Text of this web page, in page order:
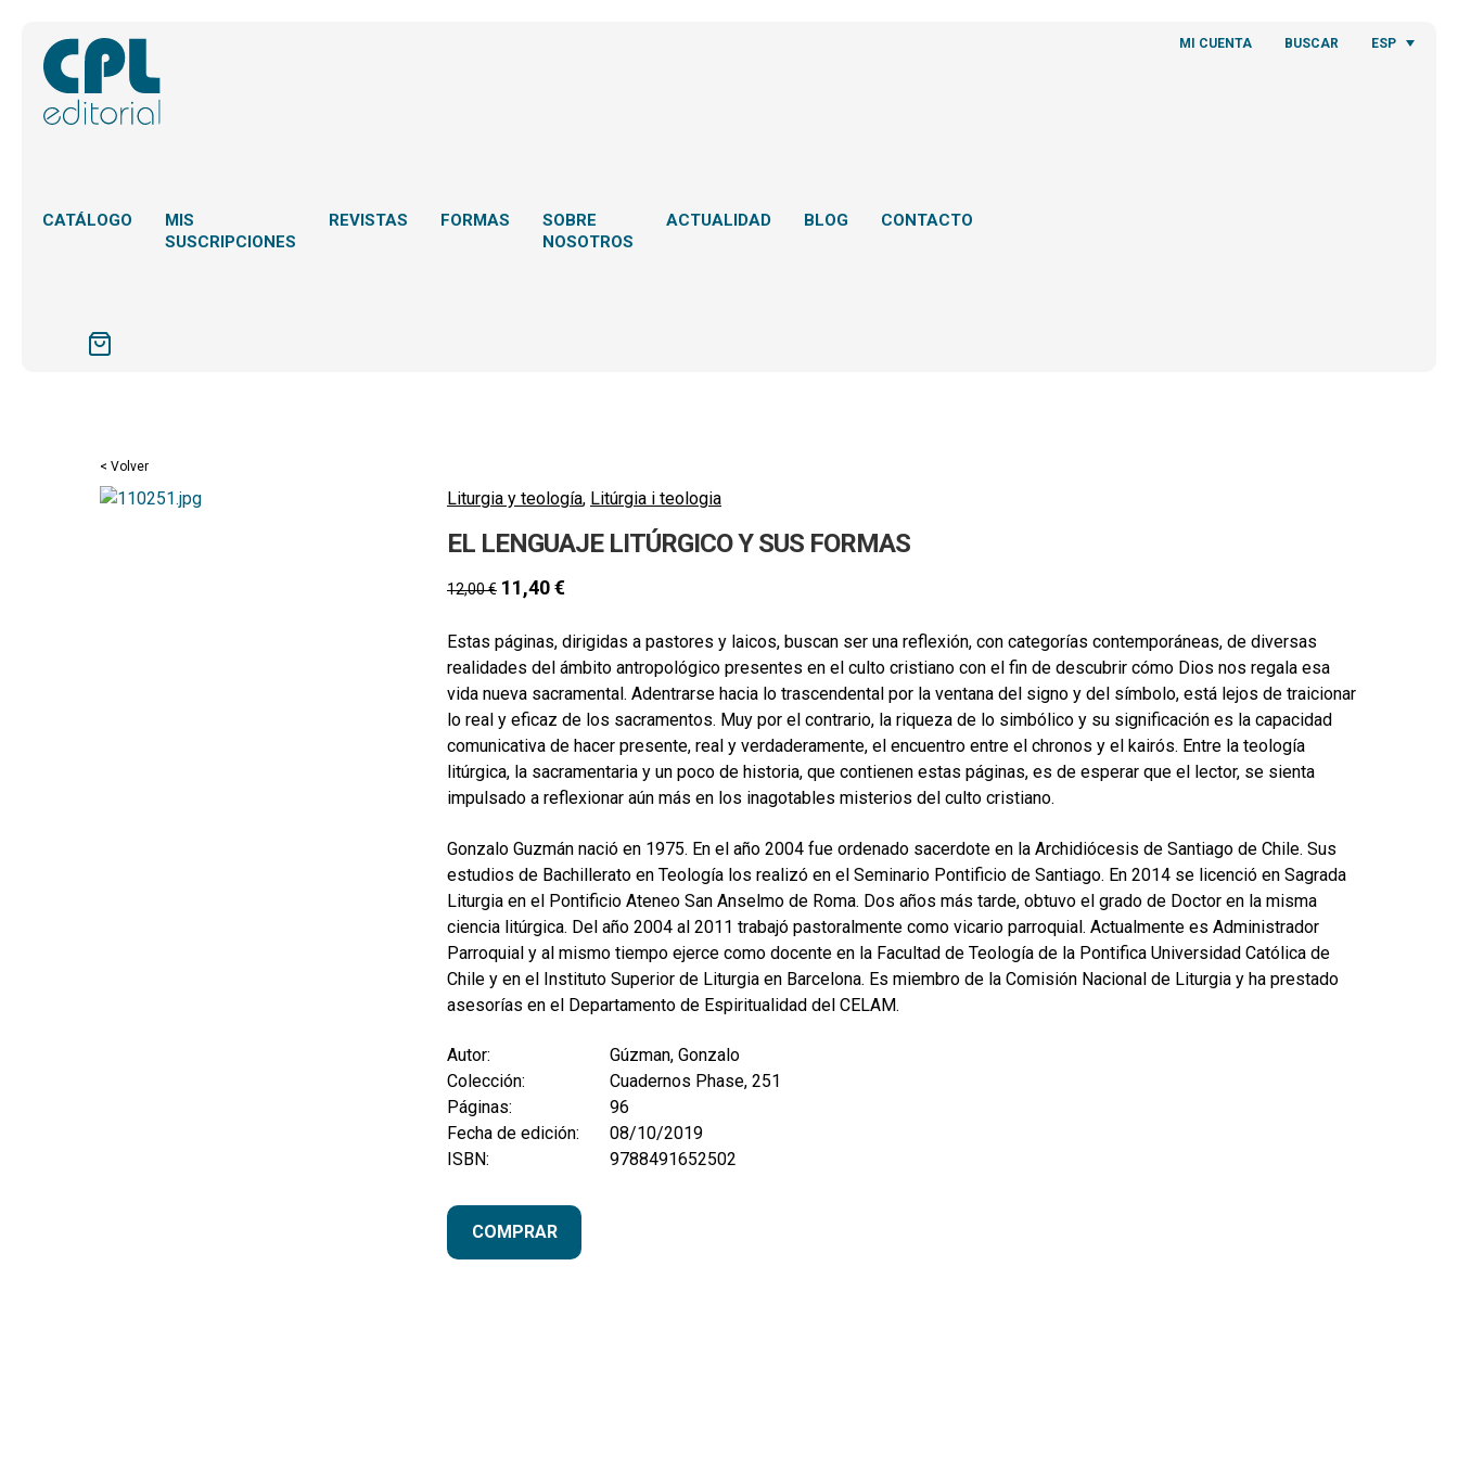
MI CUENTA BUSCAR ESP
CATÁLOGO
MIS
SUSCRIPCIONES
REVISTAS FORMAS
SOBRE
NOSOTROS
ACTUALIDAD BLOG CONTACTO
< Volver
Liturgia y teología, Litúrgia i teologia
EL LENGUAJE LITÚRGICO Y SUS FORMAS
12,00€ 11,40€
Estas páginas, dirigidas a pastores y laicos, buscan ser una reflexión, con categorías contemporáneas, de diversas
realidades del ámbito antropológico presentes en el culto cristiano con el fin de descubrir cómo Dios nos regala esa
vida nueva sacramental. Adentrarse hacia lo trascendental por la ventana del signo y del símbolo, está lejos de traicionar
lo real y eficaz de los sacramentos. Muy por el contrario, la riqueza de lo simbólico y su significación es la capacidad
comunicativa de hacer presente, real y verdaderamente, el encuentro entre el chronos y el kairós. Entre la teología
litúrgica, la sacramentaria y un poco de historia, que contienen estas páginas, es de esperar que el lector, se sienta
impulsado a reflexionar aún más en los inagotables misterios del culto cristiano.
Gonzalo Guzmán nació en 1975. En el año 2004 fue ordenado sacerdote en la Archidiócesis de Santiago de Chile. Sus
estudios de Bachillerato en Teología los realizó en el Seminario Pontificio de Santiago. En 2014 se licenció en Sagrada
Liturgia en el Pontificio Ateneo San Anselmo de Roma. Dos años más tarde, obtuvo el grado de Doctor en la misma
ciencia litúrgica. Del año 2004 al 2011 trabajó pastoralmente como vicario parroquial. Actualmente es Administrador
Parroquial y al mismo tiempo ejerce como docente en la Facultad de Teología de la Pontifica Universidad Católica de
Chile y en el Instituto Superior de Liturgia en Barcelona. Es miembro de la Comisión Nacional de Liturgia y ha prestado
asesorías en el Departamento de Espiritualidad del CELAM.
Autor:
Gúzman, Gonzalo
Colección:
Cuadernos Phase, 251
Páginas:
96
Fecha de edición:
08/10/2019
ISBN:
9788491652502
COMPRAR